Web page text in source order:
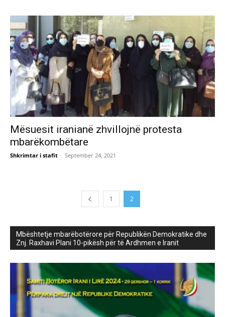
Mësuesit iranianë zhvillojnë protesta
mbarëkombëtare
Shkrimtar i stafit - September 24, 2021
1 2
Mbështetje mbarëbotërore për Republikën Demokratike dhe
Znj. Raxhavi Plani 10-pikësh për të Ardhmen e Iranit